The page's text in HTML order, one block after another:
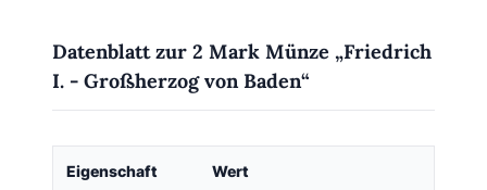
Datenblatt zur 2 Mark Münze „Friedrich
I. - Großherzog von Baden“
Eigenschaft Wert